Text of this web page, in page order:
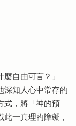
麼自由可言？」
深知人心中常存的
式，將「神的預
一真理的障礙，